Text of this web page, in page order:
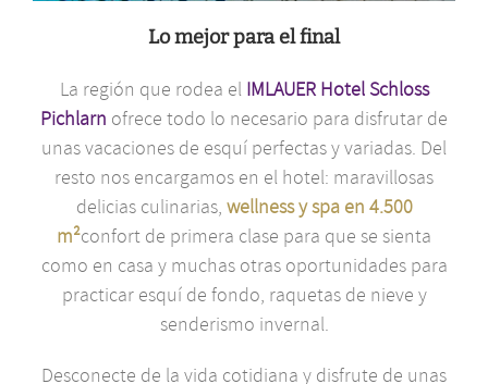
Lo mejor para el final
La región que rodea el IMLAUER Hotel Schloss
Pichlarn ofrece todo lo necesario para disfrutar de
unas vacaciones de esquí perfectas y variadas. Del
resto nos encargamos en el hotel: maravillosas
delicias culinarias, wellness y spa en 4.500
m²confort de primera clase para que se sienta
como en casa y muchas otras oportunidades para
practicar esquí de fondo, raquetas de nieve y
senderismo invernal.
Desconecte de la vida cotidiana y disfrute de unas